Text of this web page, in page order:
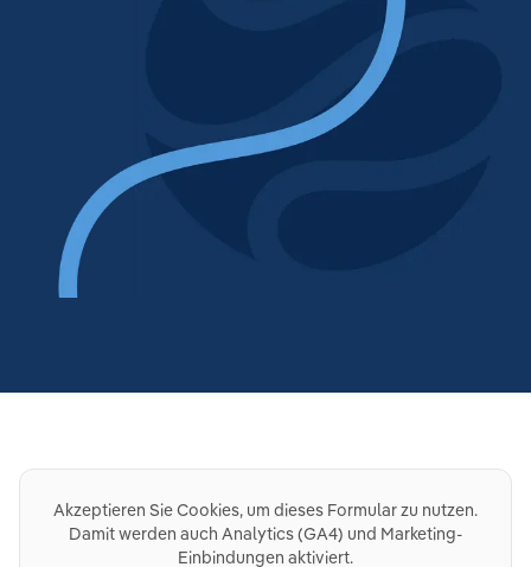
Akzeptieren Sie Cookies, um dieses Formular zu nutzen.
Damit werden auch Analytics (GA4) und Marketing-
Einbindungen aktiviert.